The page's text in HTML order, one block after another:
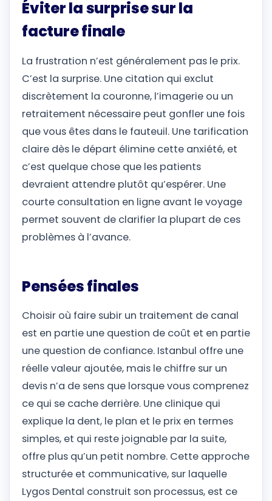
Éviter la surprise sur la
facture finale
La frustration n’est généralement pas le prix.
C’est la surprise. Une citation qui exclut
discrètement la couronne, l’imagerie ou un
retraitement nécessaire peut gonfler une fois
que vous êtes dans le fauteuil. Une tarification
claire dès le départ élimine cette anxiété, et
c’est quelque chose que les patients
devraient attendre plutôt qu’espérer. Une
courte consultation en ligne avant le voyage
permet souvent de clarifier la plupart de ces
problèmes à l’avance.
Pensées finales
Choisir où faire subir un traitement de canal
est en partie une question de coût et en partie
une question de confiance. Istanbul offre une
réelle valeur ajoutée, mais le chiffre sur un
devis n’a de sens que lorsque vous comprenez
ce qui se cache derrière. Une clinique qui
explique la dent, le plan et le prix en termes
simples, et qui reste joignable par la suite,
offre plus qu’un petit nombre. Cette approche
structurée et communicative, sur laquelle
Lygos Dental construit son processus, est ce